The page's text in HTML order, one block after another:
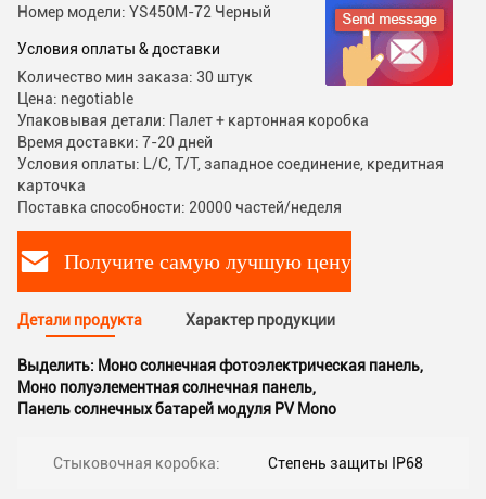
Номер модели: YS450M-72 Черный
Условия оплаты & доставки
Количество мин заказа: 30 штук
Цена: negotiable
Упаковывая детали: Палет + картонная коробка
Время доставки: 7-20 дней
Условия оплаты: L/C, T/T, западное соединение, кредитная
карточка
Поставка способности: 20000 частей/неделя
Получите самую лучшую цену
Детали продукта Характер продукции
Выделить: Моно солнечная фотоэлектрическая панель,
Моно полуэлементная солнечная панель,
Панель солнечных батарей модуля PV Mono
Стыковочная коробка: Степень защиты IP68